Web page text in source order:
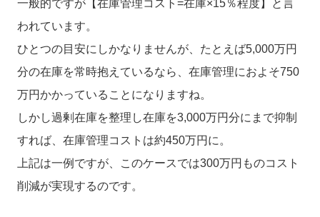
一般的ですが【在庫管理コスト=在庫×15％程度】と言
われています。
ひとつの目安にしかなりませんが、たとえば5,000万円
分の在庫を常時抱えているなら、在庫管理におよそ750
万円かかっていることになりますね。
しかし過剰在庫を整理し在庫を3,000万円分にまで抑制
すれば、在庫管理コストは約450万円に。
上記は一例ですが、このケースでは300万円ものコスト
削減が実現するのです。